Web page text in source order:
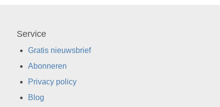
Service
Gratis nieuwsbrief
Abonneren
Privacy policy
Blog